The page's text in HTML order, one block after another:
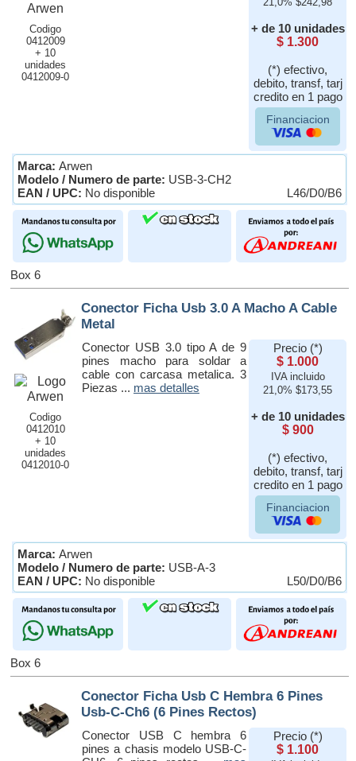
Codigo
0412009
+ 10
unidades
0412009-0
+ de 10 unidades
$ 1.300
(*) efectivo,
debito, transf, tarj
credito en 1 pago
Financiacion
Marca: Arwen
Modelo / Numero de parte: USB-3-CH2
EAN / UPC: No disponible L46/D0/B6
Box 6
Codigo
0412010
+ 10
unidades
0412010-0
Conector Ficha Usb 3.0 A Macho A Cable
Metal
Conector USB 3.0 tipo A de 9
pines macho para soldar a
cable con carcasa metalica. 3
Piezas ... mas detalles
Precio (*)
$ 1.000
IVA incluido
21,0% $173,55
+ de 10 unidades
$ 900
(*) efectivo,
debito, transf, tarj
credito en 1 pago
Financiacion
Marca: Arwen
Modelo / Numero de parte: USB-A-3
EAN / UPC: No disponible L50/D0/B6
Box 6
Conector Ficha Usb C Hembra 6 Pines
Usb-C-Ch6 (6 Pines Rectos)
Conector USB C hembra 6
pines a chasis modelo USB-C-
Precio (*)
$ 1.100